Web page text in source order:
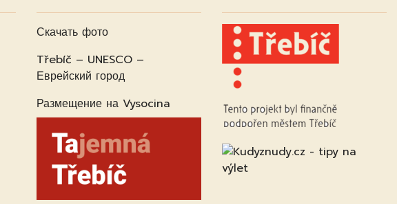
Скачать фото
Třebíč – UNESCO –
Еврейский город
Размещение на Vysocina